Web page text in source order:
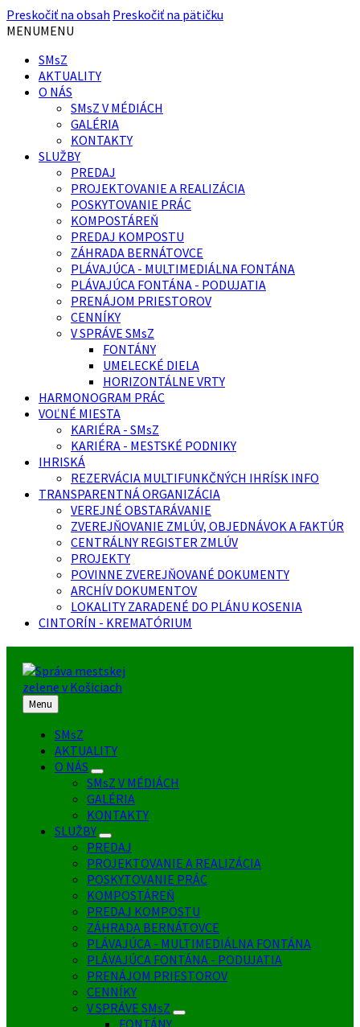
Preskočiť na obsah Preskočiť na pätičku
MENUMENU
SMsZ
AKTUALITY
O NÁS
SMsZ V MÉDIÁCH
GALÉRIA
KONTAKTY
SLUŽBY
PREDAJ
PROJEKTOVANIE A REALIZÁCIA
POSKYTOVANIE PRÁC
KOMPOSTÁREŇ
PREDAJ KOMPOSTU
ZÁHRADA BERNÁTOVCE
PLÁVAJÚCA - MULTIMEDIÁLNA FONTÁNA
PLÁVAJÚCA FONTÁNA - PODUJATIA
PRENÁJOM PRIESTOROV
CENNÍKY
V SPRÁVE SMsZ
FONTÁNY
UMELECKÉ DIELA
HORIZONTÁLNE VRTY
HARMONOGRAM PRÁC
VOĽNÉ MIESTA
KARIÉRA - SMsZ
KARIÉRA - MESTSKÉ PODNIKY
IHRISKÁ
REZERVÁCIA MULTIFUNKČNÝCH IHRÍSK INFO
TRANSPARENTNÁ ORGANIZÁCIA
VEREJNÉ OBSTARÁVANIE
ZVEREJŇOVANIE ZMLÚV, OBJEDNÁVOK A FAKTÚR
CENTRÁLNY REGISTER ZMLÚV
PROJEKTY
POVINNE ZVEREJŇOVANÉ DOKUMENTY
ARCHÍV DOKUMENTOV
LOKALITY ZARADENÉ DO PLÁNU KOSENIA
CINTORÍN - KREMATÓRIUM
Menu
SMsZ
AKTUALITY
O NÁS
SMsZ V MÉDIÁCH
GALÉRIA
KONTAKTY
SLUŽBY
PREDAJ
PROJEKTOVANIE A REALIZÁCIA
POSKYTOVANIE PRÁC
KOMPOSTÁREŇ
PREDAJ KOMPOSTU
ZÁHRADA BERNÁTOVCE
PLÁVAJÚCA - MULTIMEDIÁLNA FONTÁNA
PLÁVAJÚCA FONTÁNA - PODUJATIA
PRENÁJOM PRIESTOROV
CENNÍKY
V SPRÁVE SMsZ
FONTÁNY